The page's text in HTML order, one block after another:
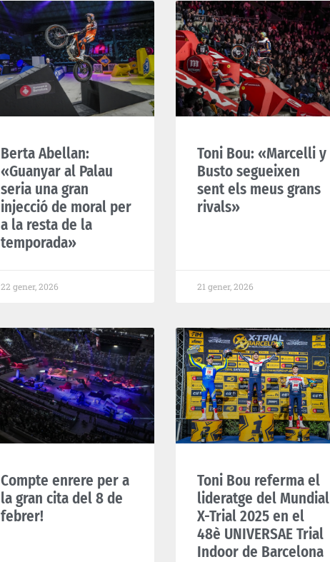
Berta Abellan:
«Guanyar al Palau
seria una gran
injecció de moral per
a la resta de la
temporada»
22 gener, 2026
Toni Bou: «Marcelli y
Busto segueixen
sent els meus grans
rivals»
21 gener, 2026
Compte enrere per a
la gran cita del 8 de
febrer!
Toni Bou referma el
lideratge del Mundial
X-Trial 2025 en el
48è UNIVERSAE Trial
Indoor de Barcelona